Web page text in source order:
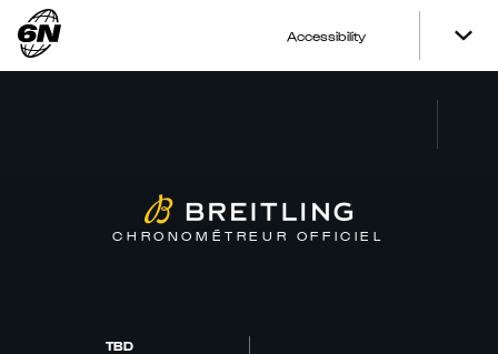
Accessibility
CHRONOMÉTREUR OFFICIEL
TBD